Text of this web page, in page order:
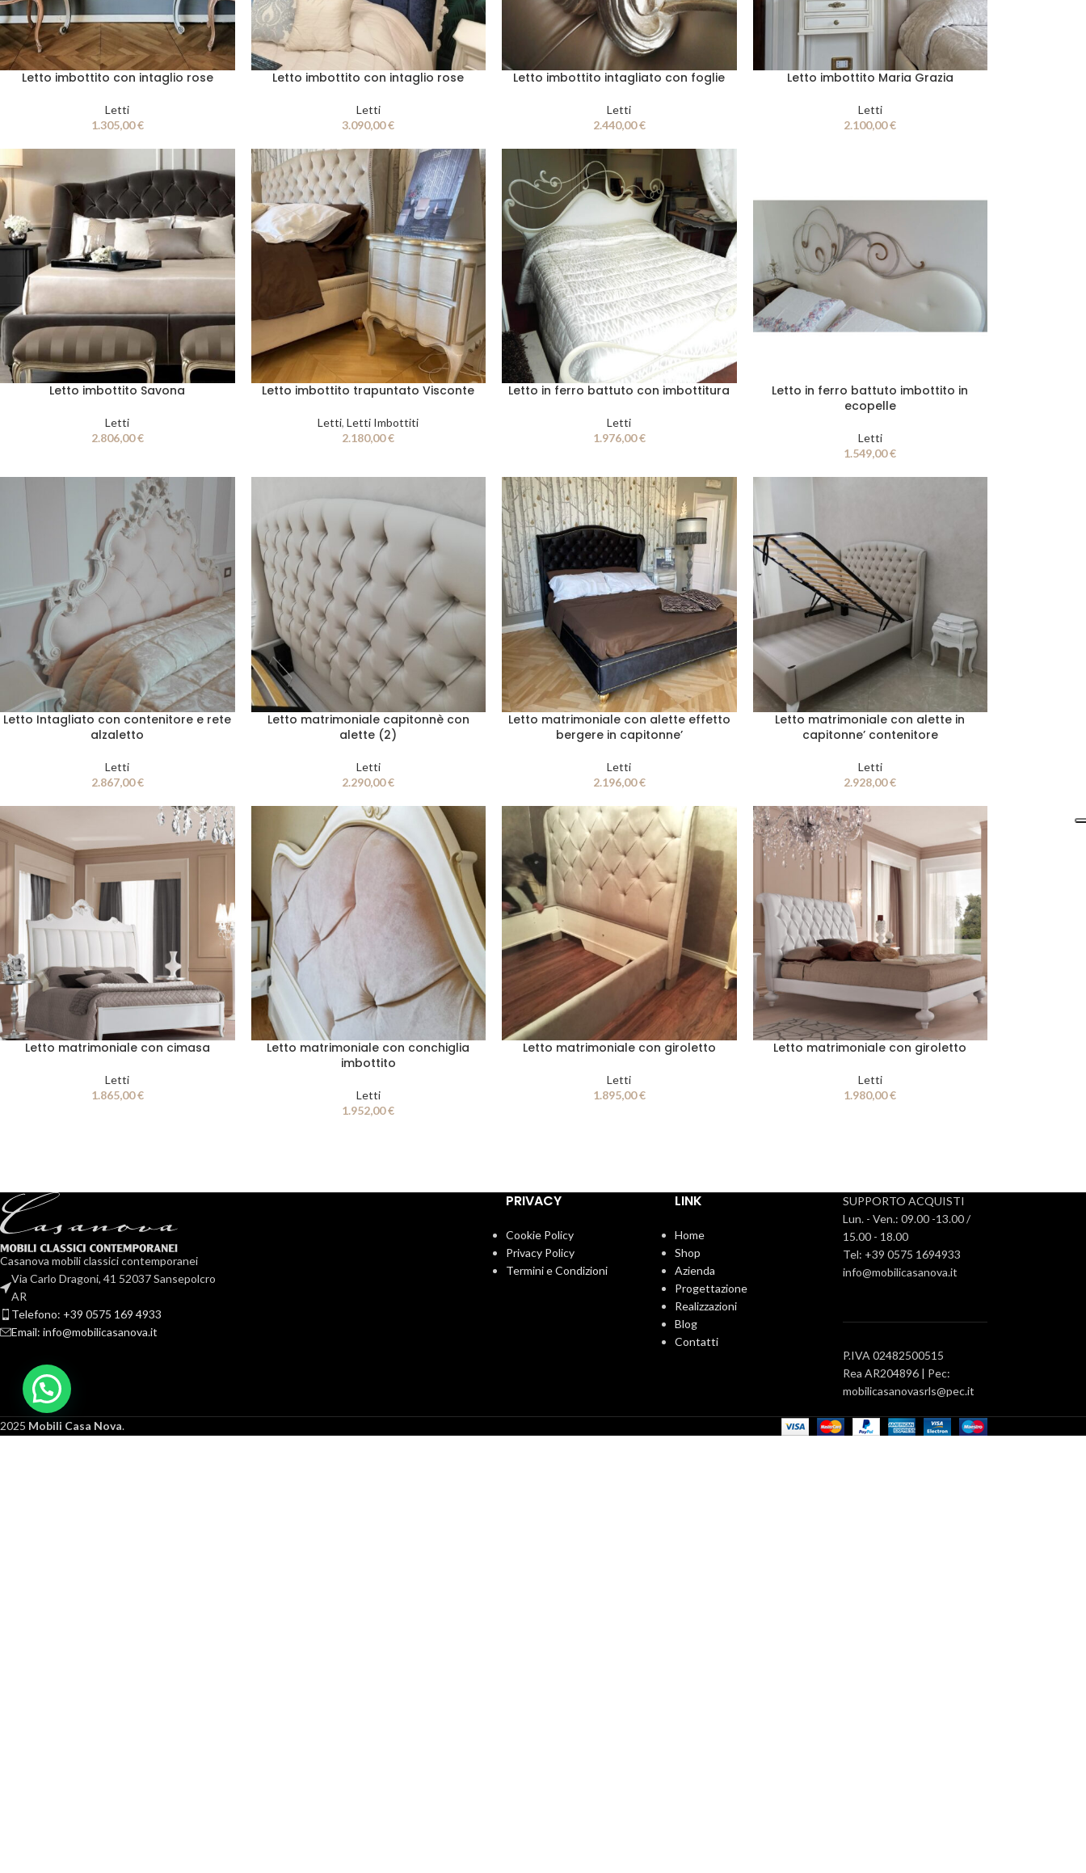
Letto imbottito con intaglio rose
Letti
1.305,00€
Letto imbottito con intaglio rose
Letti
3.090,00€
Letto imbottito intagliato con foglie
Letti
2.440,00€
Letto imbottito Maria Grazia
Letti
2.100,00€
Letto imbottito Savona
Letti
2.806,00€
Letto imbottito trapuntato Visconte
Letti,Letti Imbottiti
2.180,00€
Letto in ferro battuto con imbottitura
Letti
1.976,00€
Letto in ferro battuto imbottito in
ecopelle
Letti
1.549,00€
Letto Intagliato con contenitore e rete
alzaletto
Letti
2.867,00€
Letto matrimoniale capitonnè con
alette (2)
Letti
2.290,00€
Letto matrimoniale con alette effetto
bergere in capitonne’
Letti
2.196,00€
Letto matrimoniale con alette in
capitonne’ contenitore
Letti
2.928,00€
Letto matrimoniale con cimasa
Letti
1.865,00€
Letto matrimoniale con conchiglia
imbottito
Letti
1.952,00€
Letto matrimoniale con giroletto
Letti
1.895,00€
Letto matrimoniale con giroletto
Letti
1.980,00€
Letto matrimoniale imbottito con
cassetti estraibile e meccanismo
Letti
Letti
Letto matrimoniale in ferro battuto con
pediera
Letti
1.952,00€
Casanova mobili classici contemporanei
Via Carlo Dragoni, 41 52037 Sansepolcro
AR
Telefono: +39 0575 169 4933
Email: info@mobilicasanova.it
PRIVACY
Cookie Policy
Privacy Policy
Termini e Condizioni
LINK
Home
Shop
Azienda
Progettazione
Realizzazioni
Blog
Contatti
SUPPORTO ACQUISTI
Lun. - Ven.: 09.00 -13.00 /
15.00 - 18.00
Tel: +39 0575 1694933
info@mobilicasanova.it
P.IVA 02482500515
Rea AR204896 | Pec:
mobilicasanovasrls@pec.it
2025 Mobili Casa Nova.